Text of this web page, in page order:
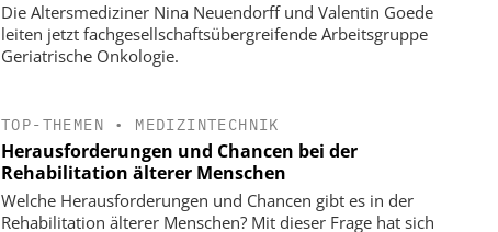
Die Altersmediziner Nina Neuendorff und Valentin Goede
leiten jetzt fachgesellschaftsübergreifende Arbeitsgruppe
Geriatrische Onkologie.
TOP-THEMEN • MEDIZINTECHNIK
Herausforderungen und Chancen bei der
Rehabilitation älterer Menschen
Welche Herausforderungen und Chancen gibt es in der
Rehabilitation älterer Menschen? Mit dieser Frage hat sich